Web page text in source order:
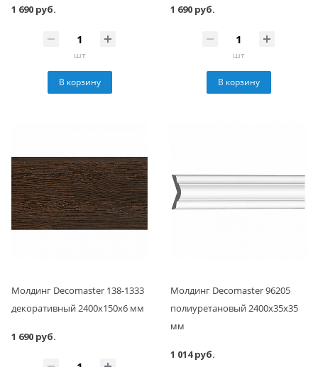
1 690 руб.
шт
В корзину
1 690 руб.
шт
В корзину
Молдинг Decomaster 138-1333
декоративный 2400х150х6 мм
1 690 руб.
Молдинг Decomaster 96205
полиуретановый 2400х35х35
мм
1 014 руб.